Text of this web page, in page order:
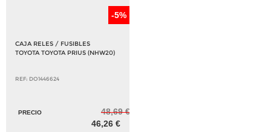
-5%
CAJA RELES / FUSIBLES
TOYOTA TOYOTA PRIUS (NHW20)
REF: DO1446624
PRECIO
48,69 €
46,26 €